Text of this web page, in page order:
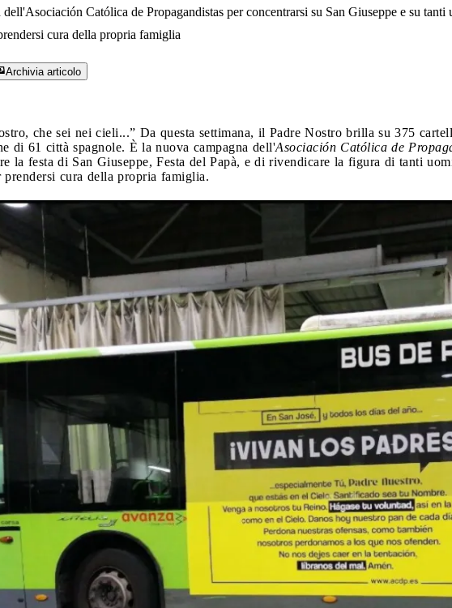
Católica de Propagandistas per concentrarsi su San Giuseppe e su
cura della propria famiglia
Archivia articolo
che sei nei cieli...” Da questa settimana, il Padre Nostro brilla su 375
di 61 città spagnole. È la nuova campagna dell'Asociación Católica de
la festa di San Giuseppe, Festa del Papà, e di rivendicare la figura di tanti
cura della propria famiglia.